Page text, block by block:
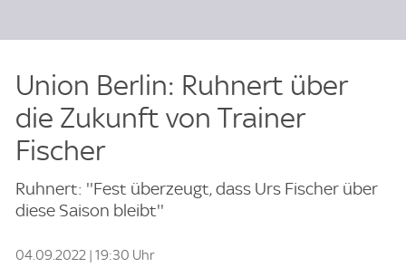
Union Berlin: Ruhnert über
die Zukunft von Trainer
Fischer
Ruhnert: ''Fest überzeugt, dass Urs Fischer über
diese Saison bleibt''
04.09.2022 | 19:30 Uhr